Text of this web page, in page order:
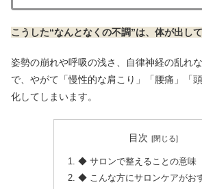
こうした“なんとなくの不調”は、体が出し
姿勢の崩れや呼吸の浅さ、自律神経の乱れ
で、やがて「慢性的な肩こり」「腰痛」「
化してしまいます。
目次
◆ サロンで整えることの意味
◆ こんな方にサロンケアがお